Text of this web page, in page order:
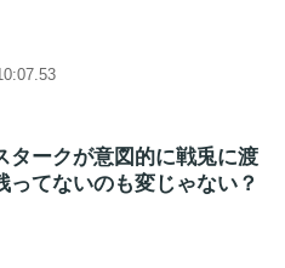
タークが意図的に戦兎に渡
ってないのも変じゃない？